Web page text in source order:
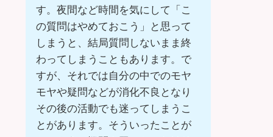
す。夜間など時間を気にして「こ
の質問はやめておこう」と思って
しまうと、結局質問しないまま終
わってしまうこともあります。で
すが、それでは自分の中でのモヤ
モヤや疑問などが消化不良となり
その後の活動でも迷ってしまうこ
とがあります。そういったことが